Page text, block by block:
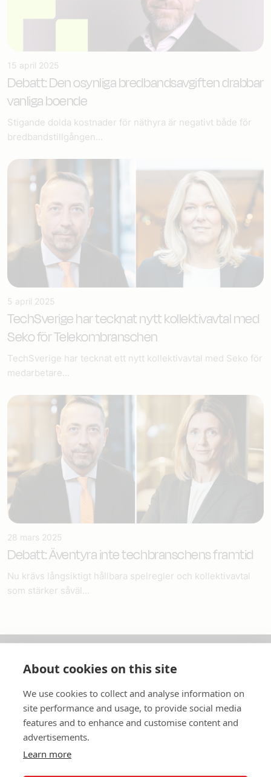
15 april 2025
Debatt: Den osynliga bredbandsavgiften drabbar
vanliga boende
Stigande dolda kostnader för näthyra är negativt både för
bredbandstillgången...
5 april 2025
TechSverige har tecknat nytt kollektivavtal med
Seko för Telekombranschen
TechSverige har tecknat ett nytt kollektivavtal med Seko för
medarbetare...
28 mars 2025
Debatt: Äventyra inte techbranschens framtid
Nu krävs långsiktigt hållbara spelregler och kollektivavtal
som stärker såväl...
In English
Standardavtal
Snabblänkar
About cookies on this site
We use cookies to collect and analyse information on
site performance and usage, to provide social media
features and to enhance and customise content and
advertisements.
Learn more